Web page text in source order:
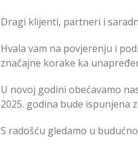
Dragi klijenti, partneri i
Hvala vam na povjerenju i
značajne korake ka
U novoj godini obećavamo
2025. godina bude ispunjena
S radošću gledamo u